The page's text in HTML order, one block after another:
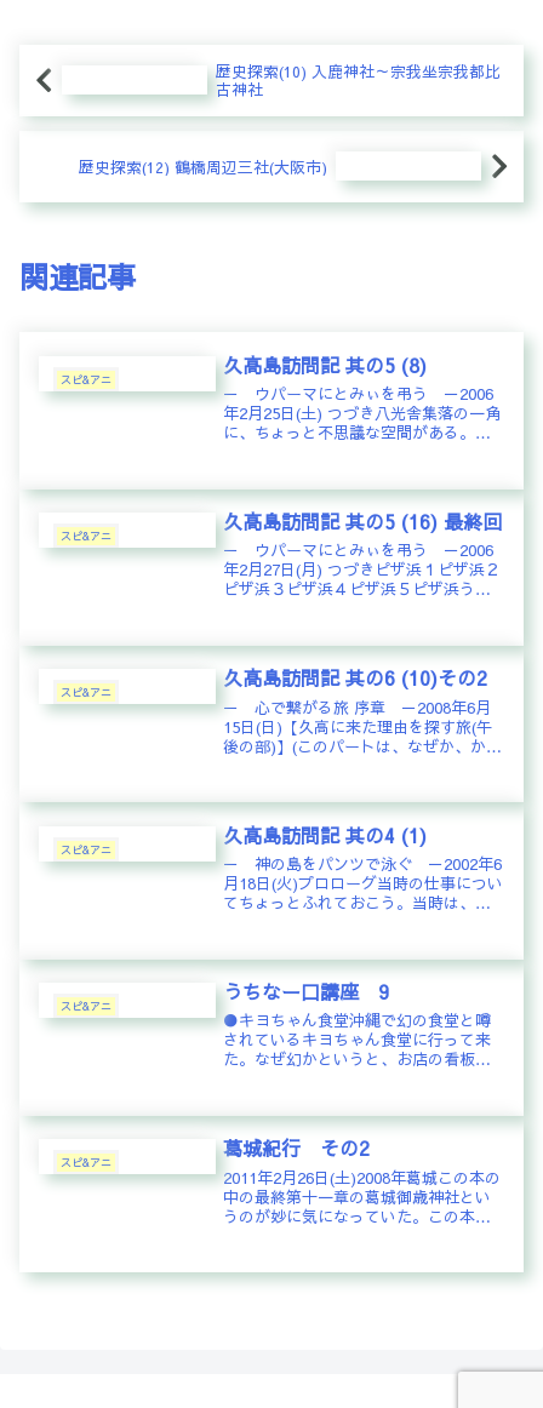
歴史探索(10) 入鹿神社～宗我坐宗我都比
古神社
歴史探索(12) 鶴橋周辺三社(大阪市)
関連記事
スピ&アニ
久高島訪問記 其の5 (8)
－ ウパーマにとみぃを弔う －2006
年2月25日(土) つづき八光舎集落の一角
に、ちょっと不思議な空間がある。オ
れている。人手が加わっていることは
確かなんだけど、ここで、...
スピ&アニ
久高島訪問記 其の5 (16) 最終回
－ ウパーマにとみぃを弔う －2006
年2月27日(月) つづきピザ浜１ピザ浜２
ピザ浜３ピザ浜４ピザ浜５ピザ浜うん
れた。こうして、５回目の久高島訪問
は幕を閉じた。確実に、次...
スピ&アニ
久高島訪問記 其の6 (10)その2
－ 心で繋がる旅 序章 －2008年6月
15日(日)【久高に来た理由を探す旅(午
後の部)】(このパートは、なぜか、かな
してくださいね。)遠い記憶がよみがえ
る何度か起きたり寝...
スピ&アニ
久高島訪問記 其の4 (1)
－ 神の島をパンツで泳ぐ －2002年6
月18日(火)プロローグ当時の仕事につい
てちょっとふれておこう。当時は、本
野、新潟、東京、名古屋、大阪、広
島、松山、福岡、那覇にある...
スピ&アニ
うちなー口講座 9
●キヨちゃん食堂沖縄で幻の食堂と噂
されているキヨちゃん食堂に行って来
た。なぜ幻かというと、お店の看板が
理由で、発見が極めて難しいらしい。
今日の昼食は、探検がてらここに決...
スピ&アニ
葛城紀行 その2
2011年2月26日(土)2008年葛城この本の
中の最終第十一章の葛城御歳神社とい
うのが妙に気になっていた。この本で
が位置付けられている。ニギハヤヒと